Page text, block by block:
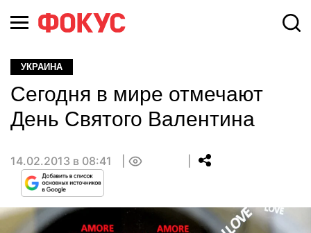
УКРАИНА
Сегодня в мире отмечают
День Святого Валентина
14.02.2013 в 08:41